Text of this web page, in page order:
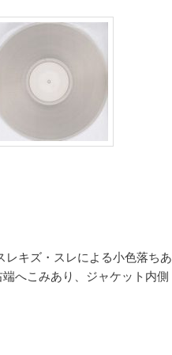
キズ・スレによる小色落ちあ
へこみあり、ジャケット内側